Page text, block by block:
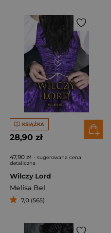
KSIĄŻKA
28,90 zł
47,90 zł - sugerowana cena
detaliczna
Wilczy Lord
Melisa Bel
7,0 (565)